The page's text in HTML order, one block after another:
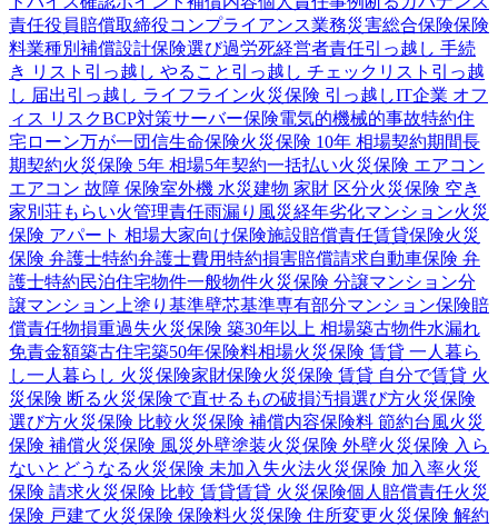
責任役員賠償取締役コンプライアンス業務災害総合保険保険
料業種別 補償設計保険選び過労死経営者責任引っ越し 手続
き リスト 引っ越し やること 引っ越し チェックリスト 引っ越
し 届出引っ越し ライフライン火災保険 引っ越しIT企業 オフ
ィス リスクBCP対策サーバー保険電気的機械的事故特約住
宅ローン万が一団信生命保険火災保険 10年 相場契約期間長
期契約火災保険 5年 相場5年契約一括払い火災保険 エアコン
エアコン 故障 保険室外機 水災建物 家財 区分火災保険 空き
家別荘もらい火管理責任雨漏り 風災経年劣化マンション火災
保険 アパート 相場大家向け保険施設賠償責任賃貸保険火災
保険 弁護士特約弁護士費用特約損害賠償請求自動車保険 弁
護士特約民泊住宅物件一般物件火災保険 分譲マンション分
譲マンション 上塗り基準壁芯基準専有部分マンション保険賠
償責任物損重過失火災保険 築30年以上 相場築古物件水漏れ
免責金額築古住宅築50年保険料相場火災保険 賃貸 一人暮ら
し一人暮らし 火災保険家財保険火災保険 賃貸 自分で賃貸 火
災保険 断る火災保険で直せるもの破損汚損選び方火災保険
選び方火災保険 比較火災保険 補償内容保険料 節約台風火災
保険 補償火災保険 風災外壁塗装火災保険 外壁火災保険 入ら
ないとどうなる火災保険 未加入 失火法火災保険 加入率火災
保険 請求火災保険 比較 賃貸賃貸 火災保険個人賠償責任火災
保険 戸建て火災保険 保険料火災保険 住所変更火災保険 解約